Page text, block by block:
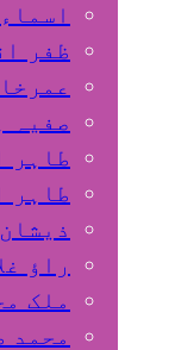
ظفر
صفیہ
طاہر
طاہر
راﺅ
ملک
محمد